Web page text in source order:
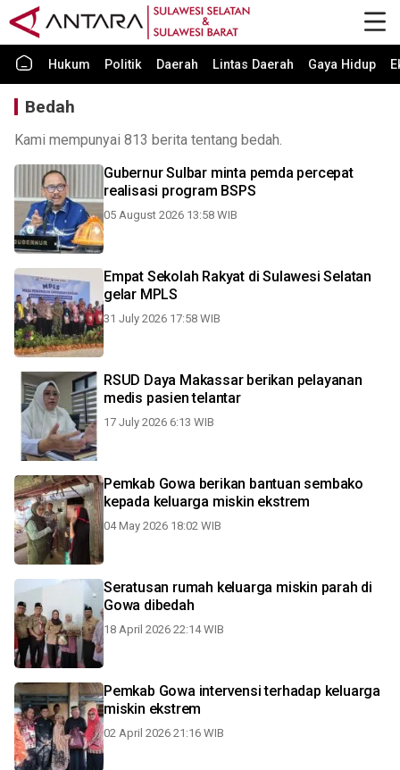
Hukum Politik Daerah Lintas Daerah Gaya Hidup
Bedah
Kami mempunyai 813 berita tentang bedah.
Gubernur Sulbar minta pemda percepat
realisasi program BSPS
05 August 2026 13:58 WIB
Empat Sekolah Rakyat di Sulawesi Selatan
gelar MPLS
31 July 2026 17:58 WIB
RSUD Daya Makassar berikan pelayanan
medis pasien telantar
17 July 2026 6:13 WIB
Pemkab Gowa berikan bantuan sembako
kepada keluarga miskin ekstrem
04 May 2026 18:02 WIB
Seratusan rumah keluarga miskin parah di
Gowa dibedah
18 April 2026 22:14 WIB
Pemkab Gowa intervensi terhadap keluarga
miskin ekstrem
02 April 2026 21:16 WIB